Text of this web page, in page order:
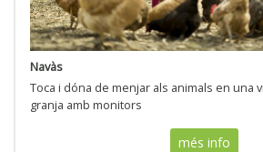
Navàs
Toca i dóna de menjar als animals en una
granja amb monitors
més info